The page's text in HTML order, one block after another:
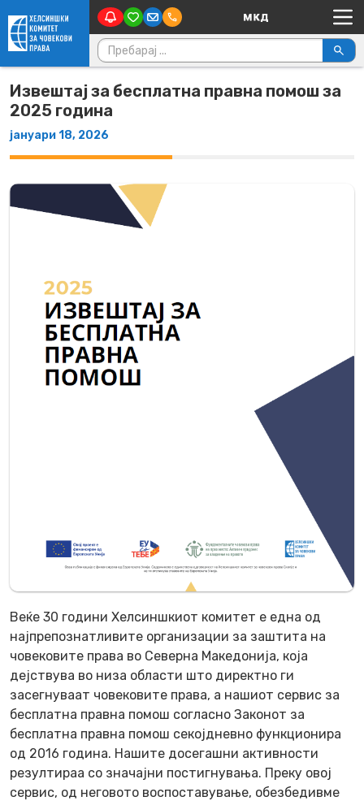
Skip to content Main Navigation
Пребарувај за:
Извештај за бесплатна правна помош за
2025 година
јануари 18, 2026
Веќе 30 години Хелсиншкиот комитет е една од
најпрепознатливите организации за заштита на
човековите права во Северна Македонија, која
дејствува во низа области што директно ги
засегнуваат човековите права, а нашиот сервис за
бесплатна правна помош согласно Законот за
бесплатна правна помош секојдневно функционира
од 2016 година. Нашите досегашни активности
резултираа со значајни постигнувања. Преку овој
сервис, од неговото воспоставување, обезбедивме